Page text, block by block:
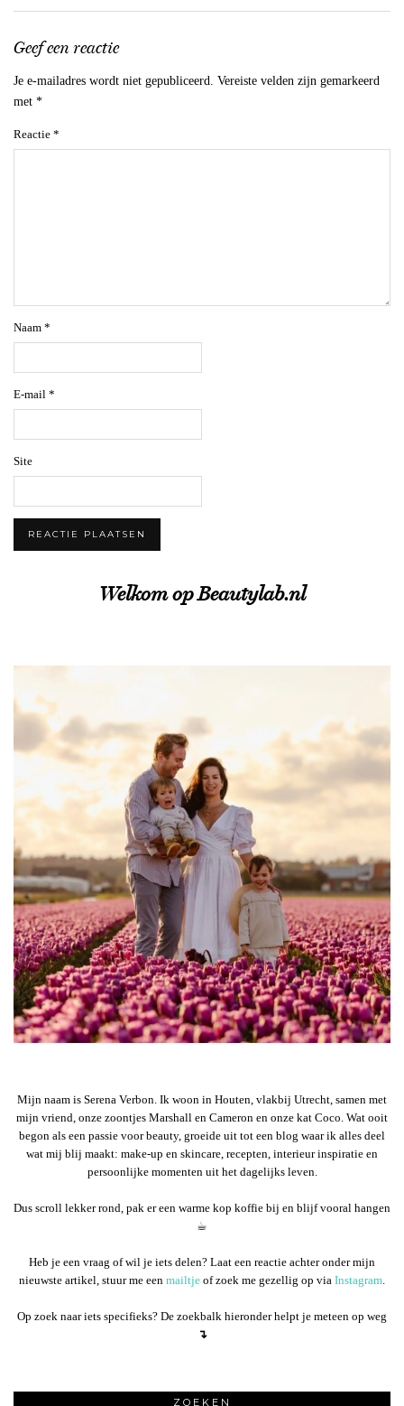
Geef een reactie
Je e-mailadres wordt niet gepubliceerd. Vereiste velden zijn gemarkeerd
met *
Reactie *
Naam *
E-mail *
Site
Welkom op Beautylab.nl
Mijn naam is Serena Verbon. Ik woon in Houten, vlakbij Utrecht, samen met
mijn vriend, onze zoontjes Marshall en Cameron en onze kat Coco. Wat ooit
begon als een passie voor beauty, groeide uit tot een blog waar ik alles deel
wat mij blij maakt: make-up en skincare, recepten, interieur inspiratie en
persoonlijke momenten uit het dagelijks leven.
Dus scroll lekker rond, pak er een warme kop koffie bij en blijf vooral hangen
☕︎
Heb je een vraag of wil je iets delen? Laat een reactie achter onder mijn
nieuwste artikel, stuur me een mailtje of zoek me gezellig op via Instagram
Op zoek naar iets specifieks? De zoekbalk hieronder helpt je meteen op weg
↴
ZOEKEN